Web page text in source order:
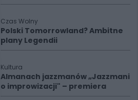
Czas Wolny
Polski Tomorrowland? Ambitne
plany Legendii
Kultura
Almanach jazzmanów „Jazzmani
o improwizacji" – premiera